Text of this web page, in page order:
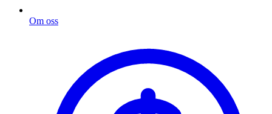
Om oss